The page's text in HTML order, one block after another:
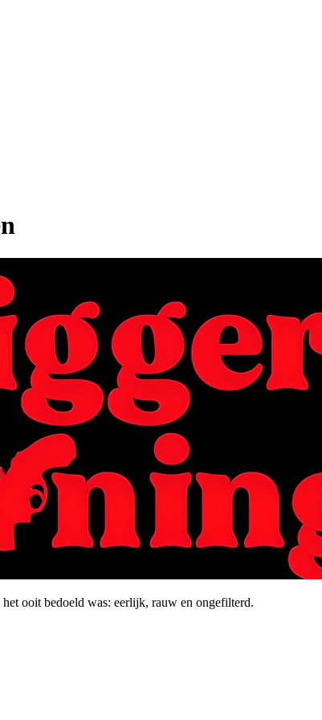
ooit bedoeld was: eerlijk, rauw en ongefilterd.